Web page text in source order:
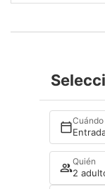
Cuándo
Quién
2